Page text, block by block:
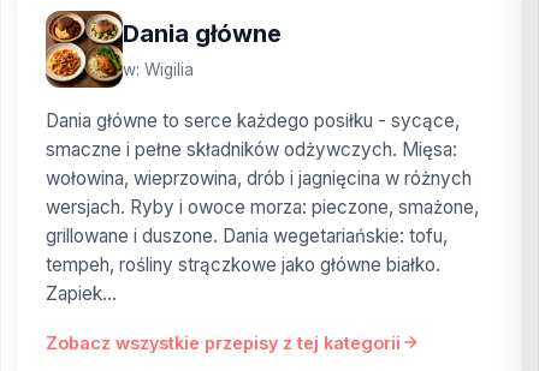
Dania główne
w: Wigilia
Dania główne to serce każdego posiłku - sycące,
smaczne i pełne składników odżywczych. Mięsa:
wołowina, wieprzowina, drób i jagnięcina w różnych
wersjach. Ryby i owoce morza: pieczone, smażone,
grillowane i duszone. Dania wegetariańskie: tofu,
tempeh, rośliny strączkowe jako główne białko.
Zapiek...
Zobacz wszystkie przepisy z tej kategorii